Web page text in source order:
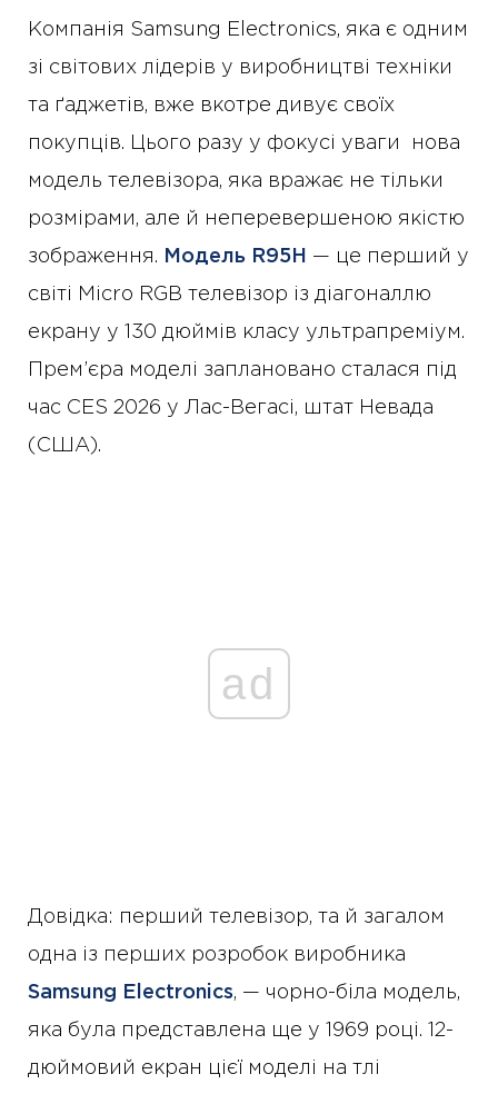
Компанія Samsung Electronics, яка є одним
зі світових лідерів у виробництві техніки
та ґаджетів, вже вкотре дивує своїх
покупців. Цього разу у фокусі уваги нова
модель телевізора, яка вражає не тільки
розмірами, але й неперевершеною якістю
зображення. Модель R95H — це перший у
світі Micro RGB телевізор із діагоналлю
екрану у 130 дюймів класу ультрапреміум.
Прем’єра моделі заплановано сталася під
час CES 2026 у Лас-Вегасі, штат Невада
(США).
ad
Довідка: перший телевізор, та й загалом
одна із перших розробок виробника
Samsung Electronics, — чорно-біла модель,
яка була представлена ще у 1969 році. 12-
дюймовий екран цієї моделі на тлі